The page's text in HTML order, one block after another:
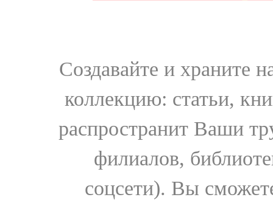
Создавайте и храните
коллекцию: статьи,
распространит Ваши
филиалов,
соцсети). Вы